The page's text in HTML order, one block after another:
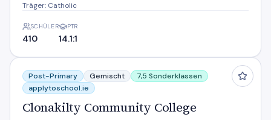
Träger: Catholic
SCHÜLER
410
PTR
14.1:1
Clonakilty Community College
Post-Primary Gemischt
7,5 Sonderklassen
applytoschool.ie
Clonakilty Community College